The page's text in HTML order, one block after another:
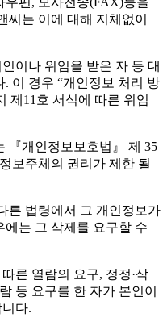
씨는 이에 대해 지체없이
이나 위임을 받은 자 등 대
이 경우 “개인정보 처리 방
제11호 서식에 따른 위임
『개인정보보호법』 제 35
보주체의 권리가 제한 될
른 법령에서 그 개인정보가
는 그 삭제를 요구할 수
른 열람의 요구, 정정·삭
등 요구를 한 자가 본인이
다.